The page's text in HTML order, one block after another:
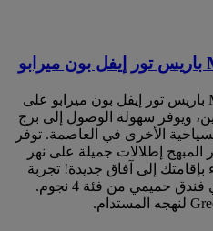
يقع فندق ميركيور Mercure باريس تور إيفل بون ميرابو على
ويوفر سهولة الوصول إلى برج
الأخرى في العاصمة. توفر
المبهج إطلالات جميلة على نهر
بإقامتك إلى آفاق جديدة! تجربة
حصرية في أجواء هادئة في فندق حميمي من فئة 4 نجوم.